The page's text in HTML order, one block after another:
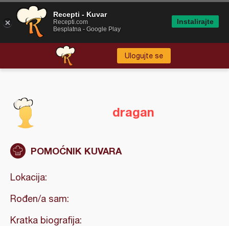
Ulogujte se
dragan
POMOĆNIK KUVARA
Lokacija:
Rođen/a sam:
Kratka biografija:
Recepti - Kuvar
Recepti.com
Besplatna - Google Play
Instalirajte